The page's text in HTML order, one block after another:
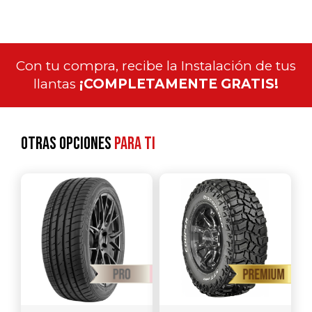
Con tu compra, recibe la Instalación de tus
llantas ¡COMPLETAMENTE GRATIS!
Otras opcionespara ti